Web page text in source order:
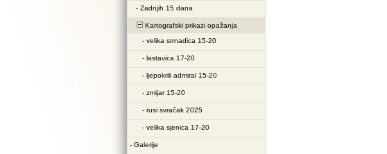
- Zadnjih 15 dana
Kartografski prikazi opažanja
- velika strnadica 15-20
- lastavica 17-20
- ljepokrili admiral 15-20
- zmijar 15-20
- rusi svračak 2025
- velika sjenica 17-20
- Galerije